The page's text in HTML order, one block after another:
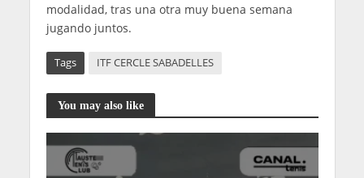
modalidad, tras una otra muy buena semana
jugando juntos.
Tags ITF CERCLE SABADELLES
You may also like